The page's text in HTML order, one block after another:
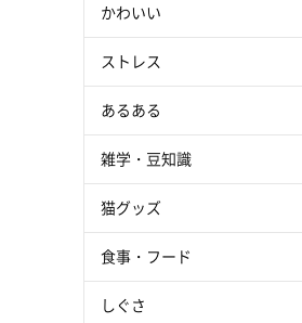
かわいい
ストレス
あるある
雑学・豆知識
猫グッズ
食事・フード
しぐさ